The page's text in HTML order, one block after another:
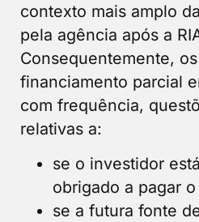
contexto mais amplo
pela agência após a
Consequentemente,
financiamento parcial
com frequência,
relativas a:
se o investidor
obrigado a pagar
se a futura fonte